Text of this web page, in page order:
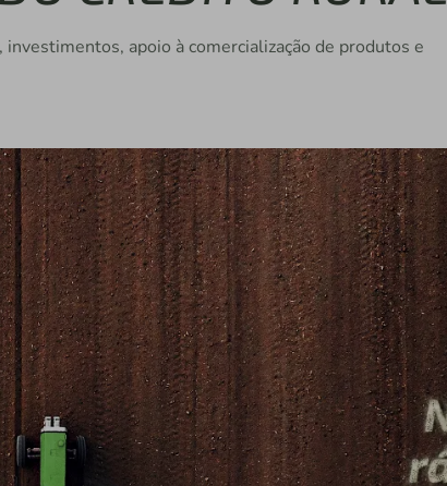
apoio à comercialização de produtos e